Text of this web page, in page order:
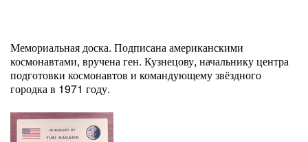
Мемориальная доска. Подписана американскими
космонавтами, вручена ген. Кузнецову, начальнику центра
подготовки космонавтов и командующему звёздного
городка в 1971 году.